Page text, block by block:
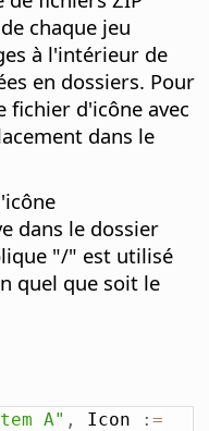
chaque jeu
à l'intérieur de
en dossiers. Pour
fichier d'icône avec
dans le
dans le dossier
"/" est utilisé
quel que soit le
A" , Icon : =